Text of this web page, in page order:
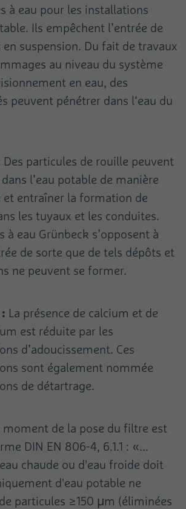
à eau pour les installations
Ils empêchent l’entrée de
en suspension. Du fait de travaux
au niveau du système
en eau, des
peuvent pénétrer dans l‘eau du
Des particules de rouille peuvent
l’eau potable de manière
et entraîner la formation de
les tuyaux et les conduites.
à eau Grünbeck s’opposent à
de sorte que de tels dépôts et
ne peuvent se former.
La présence de calcium et de
est réduite par les
d’adoucissement. Ces
sont également nommée
de détartrage.
moment de la pose du filtre est
DIN EN 806-4, 6.1.1 : «...
chaude ou d'eau froide doit
d'eau potable ne
particules ≥150 μm (éliminées